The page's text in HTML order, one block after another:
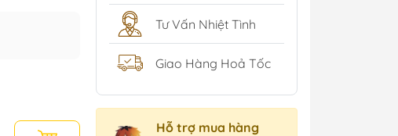
Tư Vấn Nhiệt Tình
Giao Hàng Hoả Tốc
Hỗ trợ mua hàng